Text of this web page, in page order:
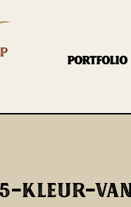
PORTFOLIO
KLEUR-